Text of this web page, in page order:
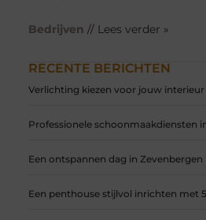
RECENTE BERICHTEN
Verlichting kiezen voor jouw interieur
Professionele schoonmaakdiensten
Een ontspannen dag in Zevenbergen
Een penthouse stijlvol inrichten met
Bedrijven // Lees verder »